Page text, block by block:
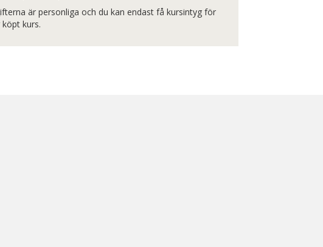
är personliga och du kan endast få kursintyg för
kurs.